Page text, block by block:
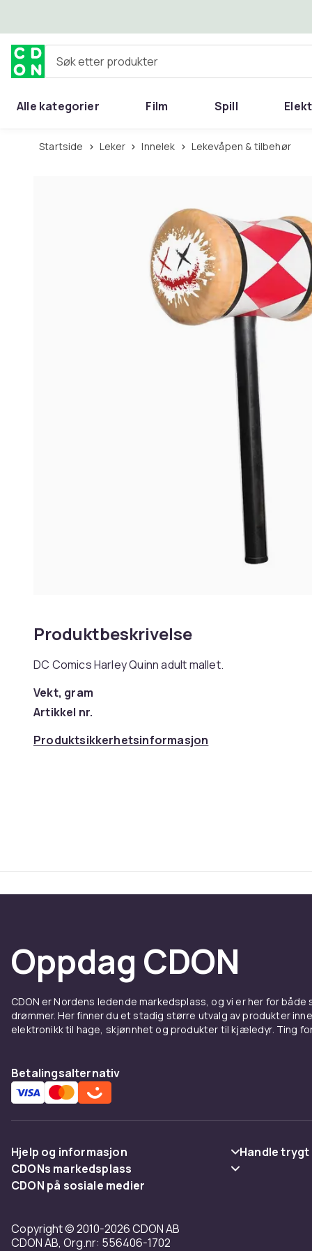
Søk etter produkter
Alle kategorier Film Spill
Startside Leker Innelek Lekevåpen & tilbehør
Produktbeskrivelse
DC Comics Harley Quinn adult mallet.
Vekt, gram
Artikkel nr.
Produktsikkerhetsinformasjon
Oppdag CDON
CDON er Nordens ledende markedsplass, og vi er her for
drømmer. Her finner du et stadig større utvalg av produkter
elektronikk til hage, skjønnhet og produkter til kjæledyr. Ting
Betalingsalternativ
Hjelp og informasjon
Vanlige spørsmål
Angre & returner her
Handle trygt
CDONs markedsplass
Merchant Help Center
CDON på sosiale medier
Copyright © 2010-2026 CDON AB
CDON AB, Org.nr: 556406-1702